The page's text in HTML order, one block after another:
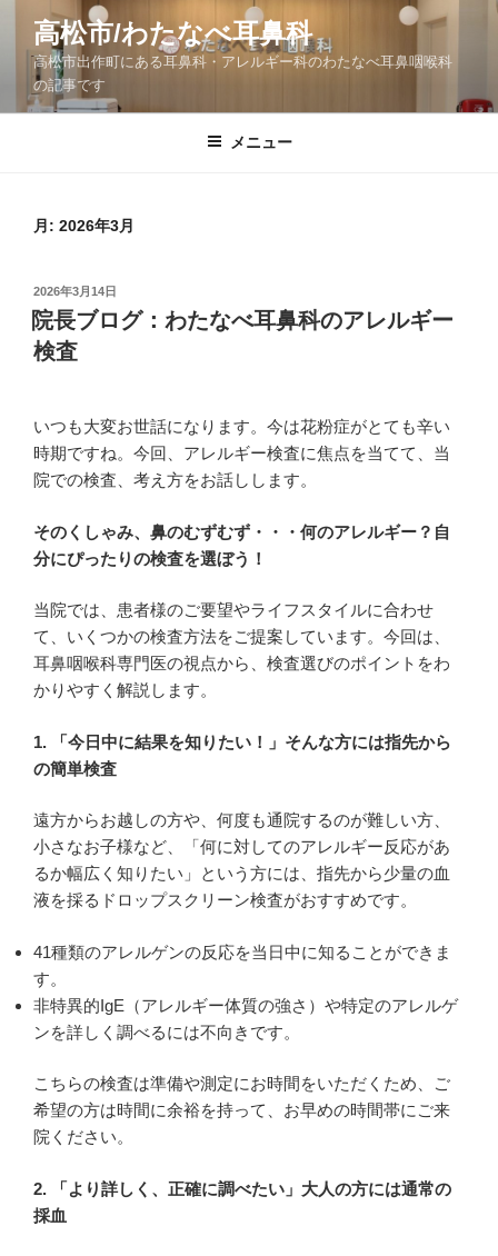
ツ
高松市/わたなべ耳鼻科
高松市出作町にある耳鼻科・アレルギー科のわたなべ耳鼻咽喉科
の記事です
メニュー
月: 2026年3月
投
稿
日:
2026年3月14日
院長ブログ：わたなべ耳鼻科のアレルギー
検査
いつも大変お世話になります。今は花粉症がとても辛い
時期ですね。今回、アレルギー検査に焦点を当てて、当
院での検査、考え方をお話しします。
そのくしゃみ、鼻のむずむず・・・何のアレルギー？自
分にぴったりの検査を選ぼう！
当院では、患者様のご要望やライフスタイルに合わせ
て、いくつかの検査方法をご提案しています。今回は、
耳鼻咽喉科専門医の視点から、検査選びのポイントをわ
かりやすく解説します。
1. 「今日中に結果を知りたい！」そんな方には指先から
の簡単検査
遠方からお越しの方や、何度も通院するのが難しい方、
小さなお子様など、「何に対してのアレルギー反応があ
るか幅広く知りたい」という方には、指先から少量の血
液を採るドロップスクリーン検査がおすすめです。
41種類のアレルゲンの反応を当日中に知ることができま
す。
非特異的IgE（アレルギー体質の強さ）や特定のアレルゲ
ンを詳しく調べるには不向きです。
こちらの検査は準備や測定にお時間をいただくため、ご
希望の方は時間に余裕を持って、お早めの時間帯にご来
院ください。
2. 「より詳しく、正確に調べたい」大人の方には通常の
採血